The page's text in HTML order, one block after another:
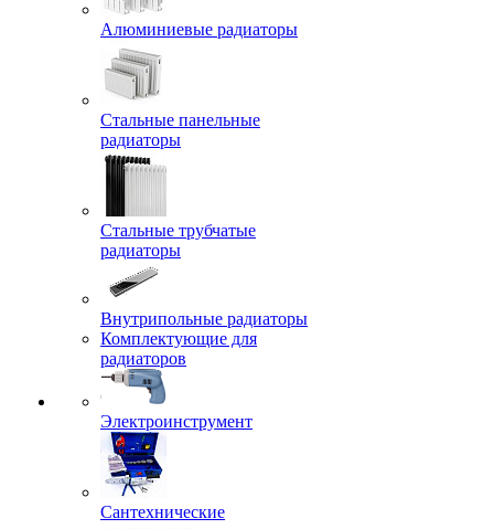
Алюминиевые радиаторы
Стальные панельные
радиаторы
Стальные трубчатые
радиаторы
Внутрипольные радиаторы
Комплектующие для
радиаторов
Электроинструмент
Сантехнические